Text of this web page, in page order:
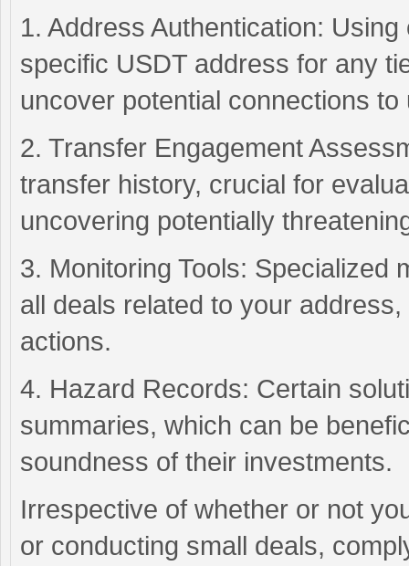
1. Address Authentication:
specific USDT address for any
uncover potential connections
2. Transfer Engagement
transfer history, crucial for
uncovering potentially
3. Monitoring Tools: Specialized
all deals related to your
actions.
4. Hazard Records: Certain
summaries, which can be
soundness of their investments.
Irrespective of whether or not
or conducting small deals,